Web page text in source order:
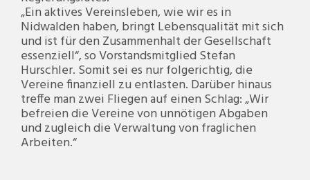
„Ein aktives Vereinsleben, wie wir es in
Nidwalden haben, bringt Lebensqualität mit sich
und ist für den Zusammenhalt der Gesellschaft
essenziell“, so Vorstandsmitglied Stefan
Hurschler. Somit sei es nur folgerichtig, die
Vereine finanziell zu entlasten. Darüber hinaus
treffe man zwei Fliegen auf einen Schlag: „Wir
befreien die Vereine von unnötigen Abgaben
und zugleich die Verwaltung von fraglichen
Arbeiten.“